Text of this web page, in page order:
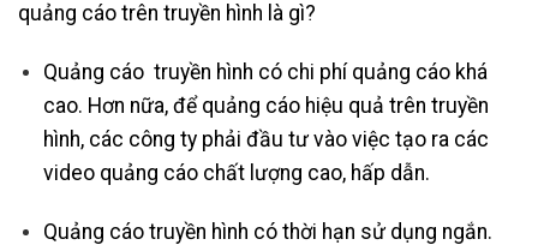
quảng cáo trên truyền hình là gì?
Quảng cáo truyền hình có chi phí quảng cáo khá
cao. Hơn nữa, để quảng cáo hiệu quả trên truyền
hình, các công ty phải đầu tư vào việc tạo ra các
video quảng cáo chất lượng cao, hấp dẫn.
Quảng cáo truyền hình có thời hạn sử dụng ngắn.